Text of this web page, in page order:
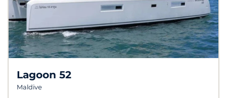
Lagoon 52
Maldive